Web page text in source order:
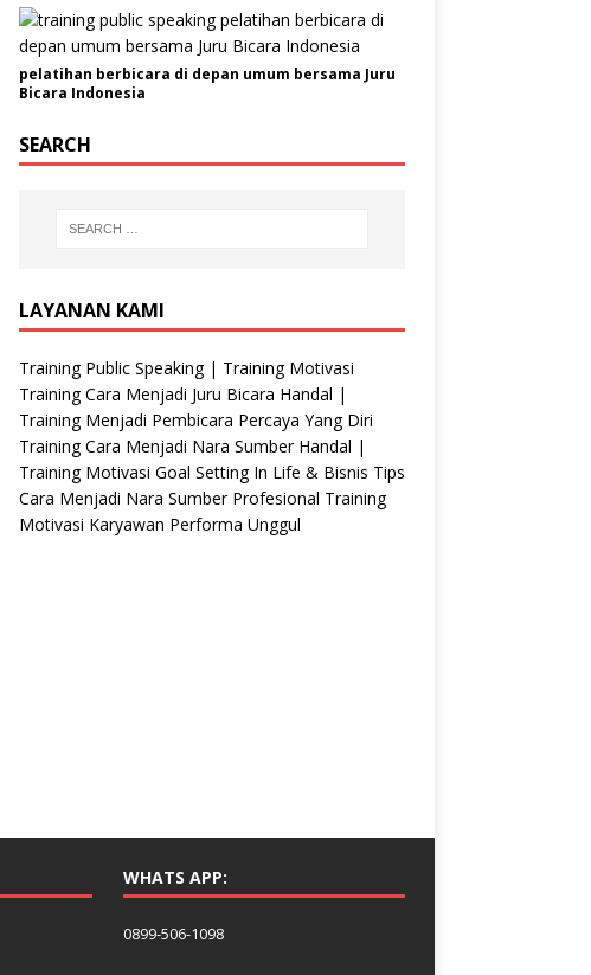
m
a
i
l
pelatihan berbicara di depan umum bersama Juru
Bicara Indonesia
SEARCH
LAYANAN KAMI
Training Public Speaking | Training Motivasi
Training Cara Menjadi Juru Bicara Handal |
Training Menjadi Pembicara Percaya Yang Diri
Training Cara Menjadi Nara Sumber Handal |
Training Motivasi Goal Setting In Life & Bisnis Tips
Cara Menjadi Nara Sumber Profesional Training
Motivasi Karyawan Performa Unggul
WHATS APP:
0899-506-1098